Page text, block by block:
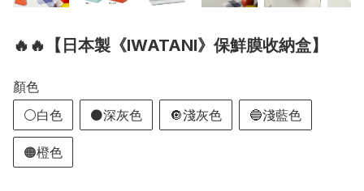
🔥🔥【日本製《IWATANI》保鮮膜收納盒】
顏色
⚪白色
⚫深灰色 🔘淺灰色 🔵淺藍色
🟠橙色